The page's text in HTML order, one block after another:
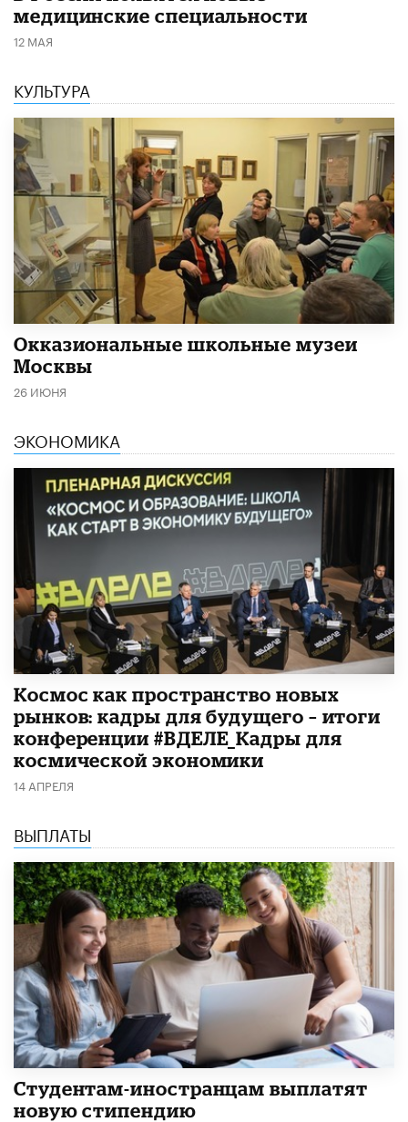
медицинские специальности
12 МАЯ
КУЛЬТУРА
​Окказиональные школьные музеи
Москвы
26 ИЮНЯ
ЭКОНОМИКА
Космос как пространство новых
рынков: кадры для будущего – итоги
конференции #ВДЕЛЕ_Кадры для
космической экономики
14 АПРЕЛЯ
ВЫПЛАТЫ
Студентам-иностранцам выплатят
новую стипендию